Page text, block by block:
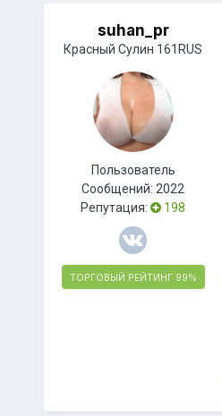
suhan_pr
Красный Сулин 161RUS
Пользователь
Сообщений: 2022
Репутация:
198
ТОРГОВЫЙ РЕЙТИНГ 99%